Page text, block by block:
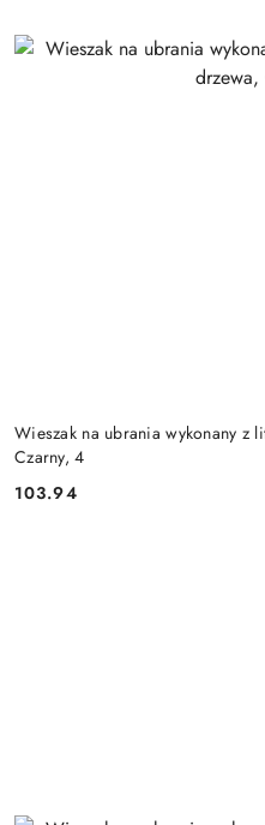
Wieszak na ubrania wykonany z
Czarny, 4
Cena:
103.94